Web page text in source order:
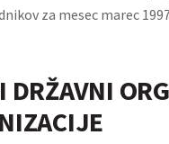
za mesec marec
DRŽAVNI